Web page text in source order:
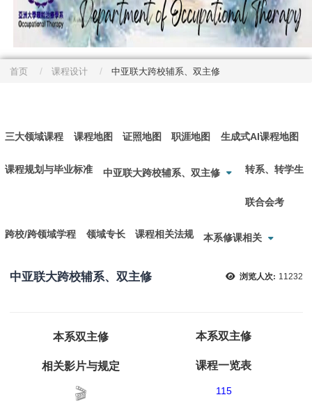
首页 课程设计 中亚联大跨校辅系、双主修
三大领域课程 课程地图 证照地图 职涯地图 生成式AI课程地图
课程规划与毕业标准 中亚联大跨校辅系、双主修 转系、转学生
联合会考
跨校/跨领域学程 领域专长 课程相关法规 本系修课相关
浏览人次: 11232
中亚联大跨校辅系、双主修
本系双主修
相关影片与规定
本系双主修
课程一览表
🎬 115